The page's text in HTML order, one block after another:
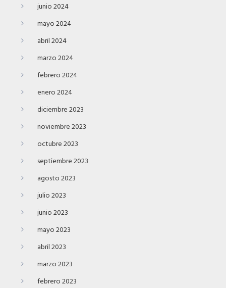
junio 2024
mayo 2024
abril 2024
marzo 2024
febrero 2024
enero 2024
diciembre 2023
noviembre 2023
octubre 2023
septiembre 2023
agosto 2023
julio 2023
junio 2023
mayo 2023
abril 2023
marzo 2023
febrero 2023